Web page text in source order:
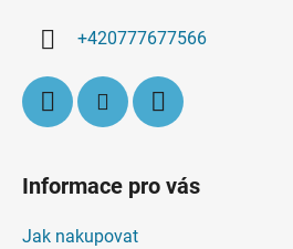
+420777677566
Informace pro vás
Jak nakupovat